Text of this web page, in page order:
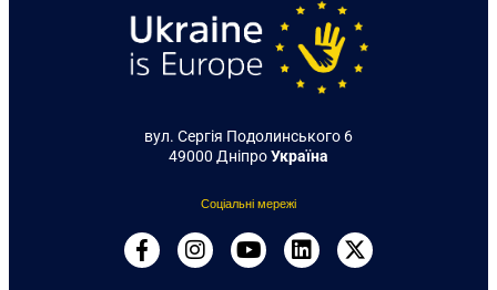
вул. Сергія Подолинського 6
49000 ДніпроУкраїна
Соціальні мережі